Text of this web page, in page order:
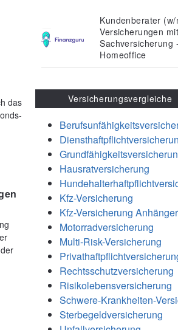
das
Kundenberater (w/
Versicherungen
Sachversicherung
Homeoffice
Versicherungsvergleiche
Hausratversicherung
Kfz-Versicherung
Kfz-Versicherung Anhänger
Motorradversicherung
Multi-Risk-Versicherung
Rechtsschutzversicherung
Risikolebensversicherung
Schwere-Krankheiten-
Sterbegeldversicherung